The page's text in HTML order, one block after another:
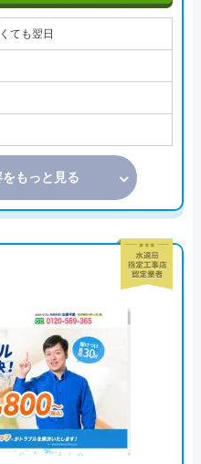
ても翌日
もっと見る